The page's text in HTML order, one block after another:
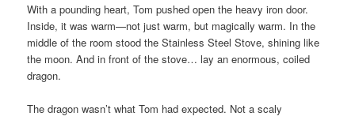
With a pounding heart, Tom pushed open the heavy iron door.
Inside, it was warm—not just warm, but magically warm. In the
middle of the room stood the Stainless Steel Stove, shining like
the moon. And in front of the stove… lay an enormous, coiled
dragon.
The dragon wasn’t what Tom had expected. Not a scaly